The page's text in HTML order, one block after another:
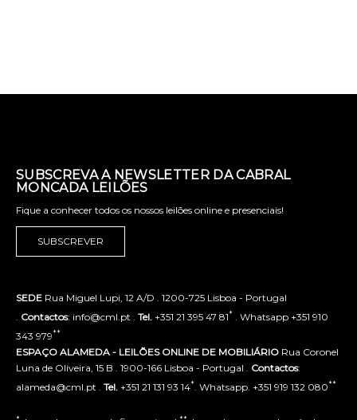
SUBSCREVA A NEWSLETTER DA CABRAL
MONCADA LEILÕES
Fique a conhecer todos os nossos leilões online e presenciais!
SUBSCREVER
SEDE Rua Miguel Lupi, 12 A/D . 1200-725 Lisboa - Portugal
Contactos: info@cml.pt . Tel. +351 21 395 47 81* . Whatsapp +351 910
343 979**
ESPAÇO ALAMEDA - LEILÕES ONLINE DE MOBILIÁRIO Rua Coronel
Luna de Oliveira, 15 B . 1900-166 Lisboa - Portugal . Contactos:
alameda@cml.pt . Tel. +351 21 131 93 14* . Whatsapp. +351 919 132 080**